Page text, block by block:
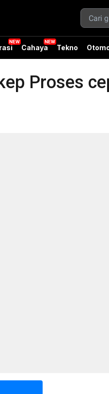
Cahaya Tekno
Proses